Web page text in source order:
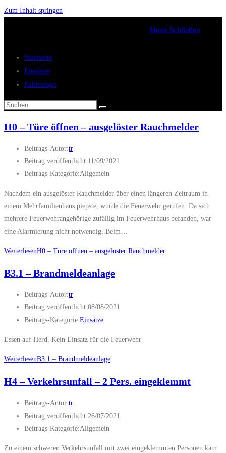
Zum Inhalt springen
Menü Schließen
Startseite
Einsätze
Fahrzeuge
H0 – Türe öffnen – ausgelöster Rauchmelder
Beitrags-Autor:tr
Beitrag veröffentlicht:11/09/2021
Beitrags-Kategorie:Allgemein
Nachdem ein ausgelöster Rauchmelder über einen längeren Zeitraum in
einem Mehrfamilienhaus piepste, wurde die Feuerwehr gerufen. Da sich
mehrere Feuerwehrangehörige zufällig im Feuerwehrhaus befanden, war
eine Alarmierung nicht notwendig. Beim…
WeiterlesenH0 – Türe öffnen – ausgelöster Rauchmelder
B3.1 – Brandmeldeanlage
Beitrags-Autor:tr
Beitrag veröffentlicht:08/08/2021
Beitrags-Kategorie:Einsätze
Essen auf Herd. Kein Einsatz für die Feuerwehr
WeiterlesenB3.1 – Brandmeldeanlage
H4 – Verkehrsunfall – 2 Pers. eingeklemmt
Beitrags-Autor:tr
Beitrag veröffentlicht:26/07/2021
Beitrags-Kategorie:Allgemein
Zu einem schweren Verkehrsunfall mit zwei eingeklemmten Personen kam